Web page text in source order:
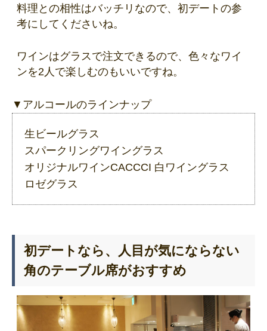
料理との相性はバッチリなので、初デートの参
考にしてくださいね。
ワインはグラスで注文できるので、色々なワイ
ンを2人で楽しむのもいいですね。
▼アルコールのラインナップ
生ビールグラス
スパークリングワイングラス
オリジナルワインCACCCI 白ワイングラス
ロゼグラス
初デートなら、人目が気にならない
角のテーブル席がおすすめ